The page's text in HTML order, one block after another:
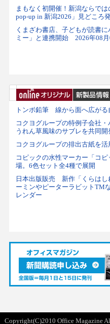
まもなく初開催！新潟ならで
pop-up in 新潟2026」見どころ
くまざわ書店、子どもが読書
ミー」と連携開始 2026年08月
トンボ鉛筆 線から面へ広がる
コクヨグループの特例子会社
うれん草風味のサブレを共同開
コクヨグループの排出古紙を
コピックの水性マーカー「コ
場。6色セット全4種で展開
日本出版販売 新作「くらはし
ーミンやピーターラビットTM
レンダー
Copyright(C)2010 Office Magazine